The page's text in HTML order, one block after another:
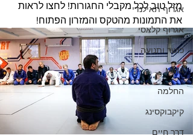
אגרוף תאילנדי
אגרוף קלאסי
כושר ותנועה
MMA
החלמה
קיקבוקסינג
דרך חיים
מזל טוב לכל מקבלי החגורות! לחצו לראות
את התמונות מהטקס והמזרון הפתוח!